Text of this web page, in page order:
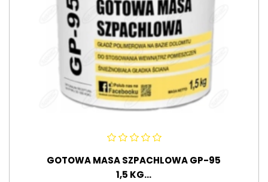
GOTOWA MASA SZPACHLOWA GP-95
1,5 KG...